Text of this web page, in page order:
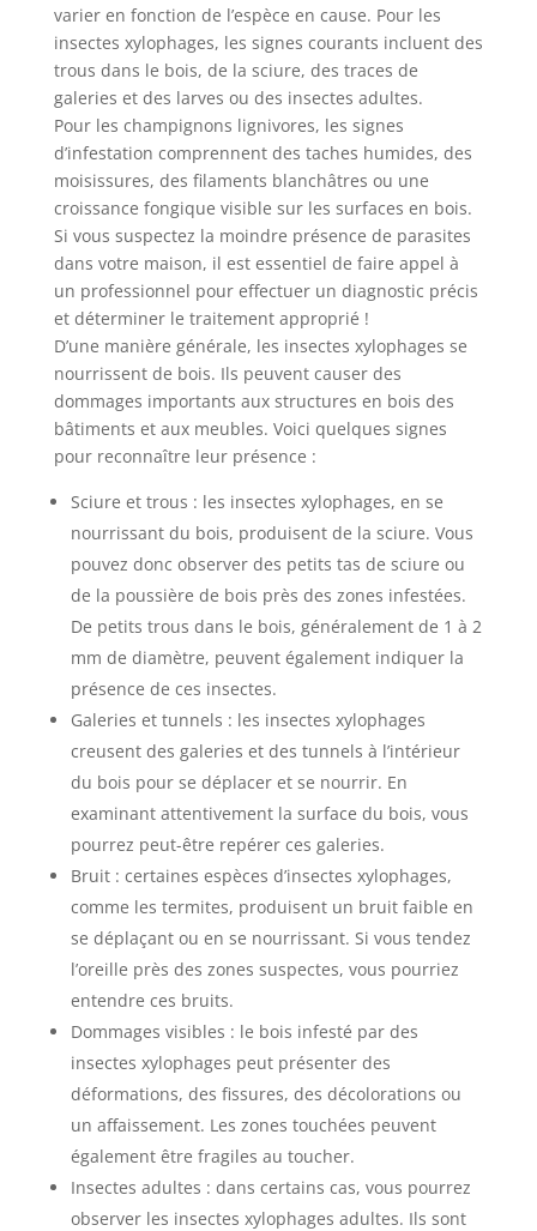
varier en fonction de l’espèce en cause. Pour les
insectes xylophages, les signes courants incluent des
trous dans le bois, de la sciure, des traces de
galeries et des larves ou des insectes adultes.
Pour les champignons lignivores, les signes
d’infestation comprennent des taches humides, des
moisissures, des filaments blanchâtres ou une
croissance fongique visible sur les surfaces en bois.
Si vous suspectez la moindre présence de parasites
dans votre maison, il est essentiel de faire appel à
un professionnel pour effectuer un diagnostic précis
et déterminer le traitement approprié !
D’une manière générale, les insectes xylophages se
nourrissent de bois. Ils peuvent causer des
dommages importants aux structures en bois des
bâtiments et aux meubles. Voici quelques signes
pour reconnaître leur présence :
Sciure et trous : les insectes xylophages, en se
nourrissant du bois, produisent de la sciure. Vous
pouvez donc observer des petits tas de sciure ou
de la poussière de bois près des zones infestées.
De petits trous dans le bois, généralement de 1 à 2
mm de diamètre, peuvent également indiquer la
présence de ces insectes.
Galeries et tunnels : les insectes xylophages
creusent des galeries et des tunnels à l’intérieur
du bois pour se déplacer et se nourrir. En
examinant attentivement la surface du bois, vous
pourrez peut-être repérer ces galeries.
Bruit : certaines espèces d’insectes xylophages,
comme les termites, produisent un bruit faible en
se déplaçant ou en se nourrissant. Si vous tendez
l’oreille près des zones suspectes, vous pourriez
entendre ces bruits.
Dommages visibles : le bois infesté par des
insectes xylophages peut présenter des
déformations, des fissures, des décolorations ou
un affaissement. Les zones touchées peuvent
également être fragiles au toucher.
Insectes adultes : dans certains cas, vous pourrez
observer les insectes xylophages adultes. Ils sont